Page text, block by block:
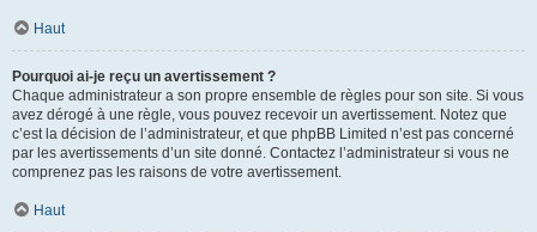
Haut
Pourquoi ai-je reçu un avertissement ?
Chaque administrateur a son propre ensemble de règles pour son site. Si vous
avez dérogé à une règle, vous pouvez recevoir un avertissement. Notez que
c’est la décision de l’administrateur, et que phpBB Limited n’est pas concerné
par les avertissements d’un site donné. Contactez l’administrateur si vous ne
comprenez pas les raisons de votre avertissement.
Haut